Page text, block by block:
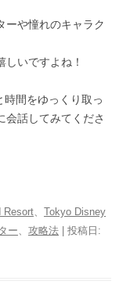
ーや憧れのキャラク
いですよね！
間をゆっくり取っ
会話してみてくださ
Resort
Tokyo Disney
ー 攻略法 | 投稿日: